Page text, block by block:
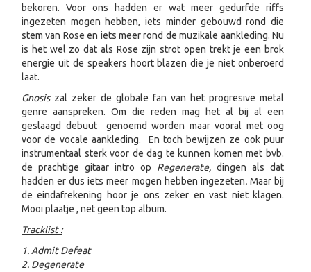
bekoren. Voor ons hadden er wat meer gedurfde riffs
ingezeten mogen hebben, iets minder gebouwd rond die
stem van Rose en iets meer rond de muzikale aankleding. Nu
is het wel zo dat als Rose zijn strot open trekt je een brok
energie uit de speakers hoort blazen die je niet onberoerd
laat.
Gnosis zal zeker de globale fan van het progresive metal
genre aanspreken. Om die reden mag het al bij al een
geslaagd debuut genoemd worden maar vooral met oog
voor de vocale aankleding. En toch bewijzen ze ook puur
instrumentaal sterk voor de dag te kunnen komen met bvb.
de prachtige gitaar intro op Regenerate, dingen als dat
hadden er dus iets meer mogen hebben ingezeten. Maar bij
de eindafrekening hoor je ons zeker en vast niet klagen.
Mooi plaatje , net geen top album.
Tracklist :
1. Admit Defeat
2. Degenerate